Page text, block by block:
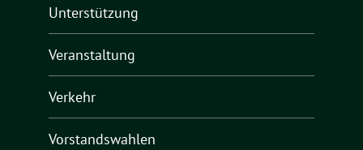
Unterstützung
Veranstaltung
Verkehr
Vorstandswahlen